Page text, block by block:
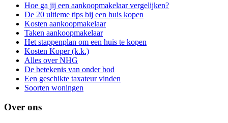
Hoe ga jij een aankoopmakelaar vergelijken?
De 20 ultieme tips bij een huis kopen
Kosten aankoopmakelaar
Taken aankoopmakelaar
Het stappenplan om een huis te kopen
Kosten Koper (k.k.)
Alles over NHG
De betekenis van onder bod
Een geschikte taxateur vinden
Soorten woningen
Over ons